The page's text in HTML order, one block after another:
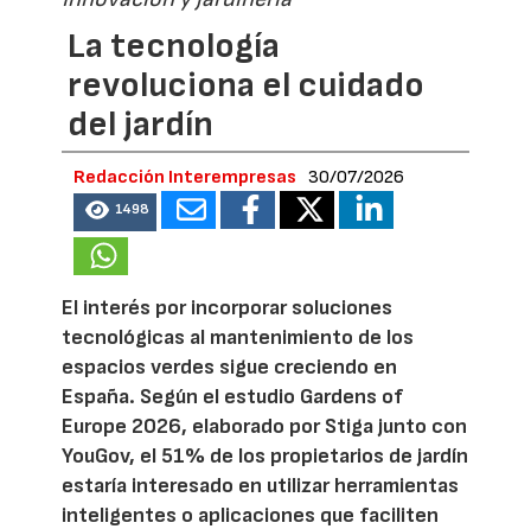
La tecnología
revoluciona el cuidado
del jardín
Redacción Interempresas 30/07/2026
1498
El interés por incorporar soluciones
tecnológicas al mantenimiento de los
espacios verdes sigue creciendo en
España. Según el estudio Gardens of
Europe 2026, elaborado por Stiga junto con
YouGov, el 51% de los propietarios de jardín
estaría interesado en utilizar herramientas
inteligentes o aplicaciones que faciliten